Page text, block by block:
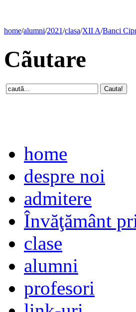
home/alumni/2021/clasa/XII A/Banci
Cãutare
home
despre noi
admitere
Învăţământ
clase
alumni
profesori